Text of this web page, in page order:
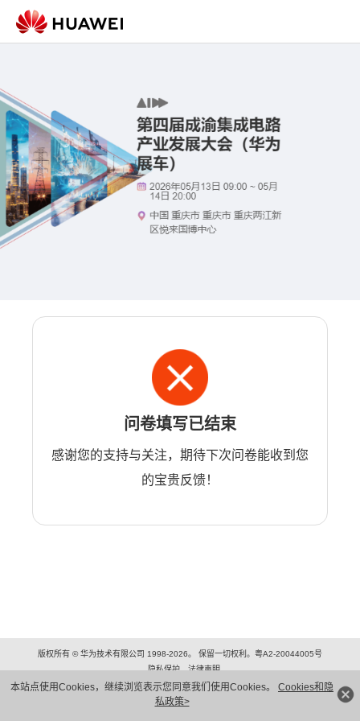
本站点使用Cookies，继续浏览表示您同意我们使用Cookies。 Cookies和隐
私政策>
问卷填写已结束
感谢您的支持与关注，期待下次问卷能收到您
的宝贵反馈！
版权所有 © 华为技术有限公司 1998-2026。 保留一切权利。粤A2-20044005号
隐私保护
法律声明